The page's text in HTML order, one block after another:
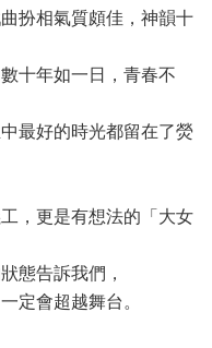
扮相氣質頗佳，神韻十
十年如一日，青春不
最好的時光都留在了熒
，更是有想法的「大女
態告訴我們，
定會超越舞台。